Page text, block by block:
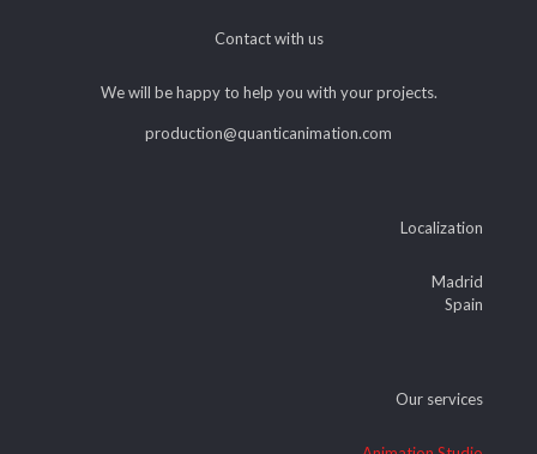
Contact with us
We will be happy to help you with your projects.
production@quanticanimation.com
Localization
Madrid
Spain
Our services